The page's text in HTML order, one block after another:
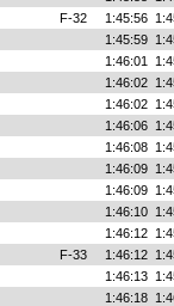
F-32 1:45:56
1:45:59
1:46:01
1:46:02
1:46:02
1:46:06
1:46:08
1:46:09
1:46:09
1:46:10
1:46:12
F-33 1:46:12
1:46:13
1:46:18